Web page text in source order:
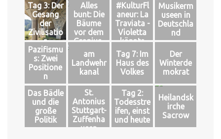
Tag 3: Der
Gesang
der
Zivilisatio
n
Alles
bunt: Die
Bäume
vor dem
Gropius-
Bau
#KulturFl
aneur: La
Traviata -
Violetta
könnte
leben
Musikerm
useen in
Deutschla
nd
Pazifismu
s: Zwei
Positione
n
am
Landwehr
kanal
Tag 7: Im
Haus des
Volkes
Der
Winterde
mokrat
Das Bädle
und die
große
Politik
St.
Antonius
Stuttgart-
Zuffenha
usen
Tag 2:
Todesstre
ifen, einst
und heute
Heilandsk
irche
Sacrow